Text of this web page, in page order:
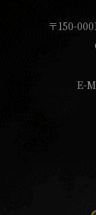
〒150-
E-